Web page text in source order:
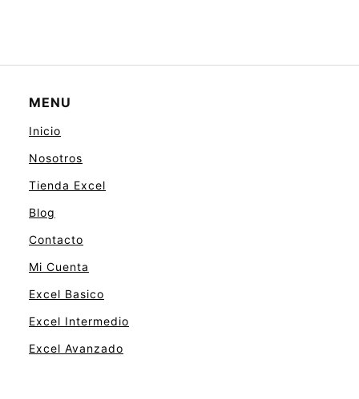
MENU
Inicio
Nosotros
Tienda Excel
Blog
Contacto
Mi Cuenta
Excel Basico
Excel Intermedio
Excel Avanzado